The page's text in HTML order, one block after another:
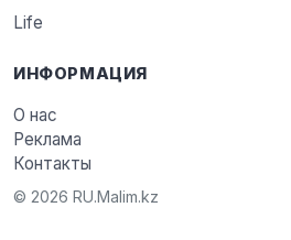
Life
ИНФОРМАЦИЯ
О нас
Реклама
Контакты
© 2026 RU.Malim.kz